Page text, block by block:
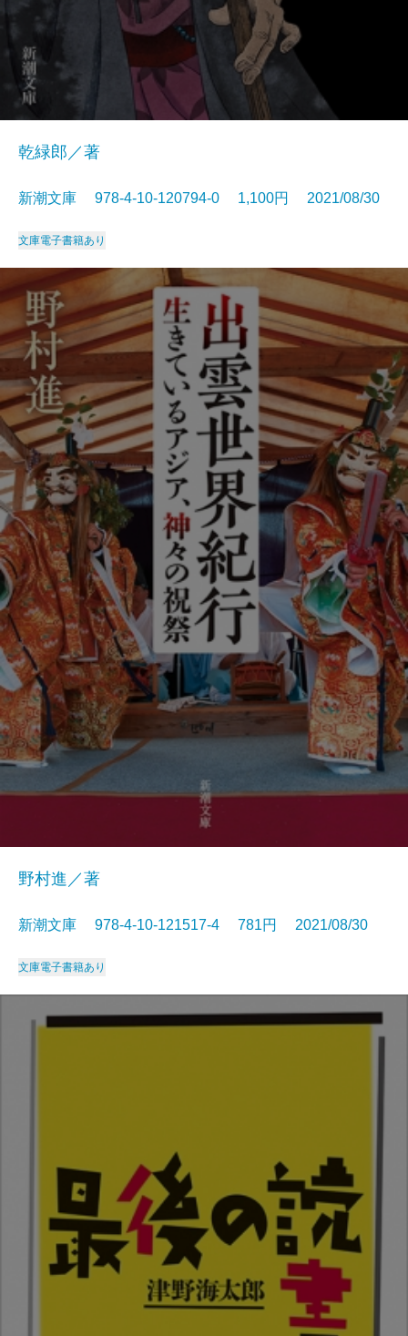
乾緑郎／著
新潮文庫 978-4-10-120794-0 1,100円 2021/08/30
文庫電子書籍あり
野村進／著
新潮文庫 978-4-10-121517-4 781円 2021/08/30
文庫電子書籍あり